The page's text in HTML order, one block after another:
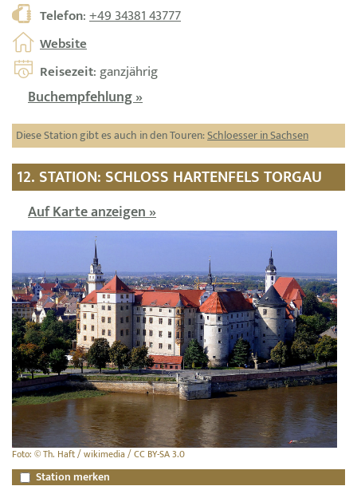
Telefon:+49 34381 43777
Website
Reisezeit: ganzjährig
Buchempfehlung »
Diese Station gibt es auch in den Touren:Schloesser in Sachsen
12. STATION: SCHLOSS HARTENFELS TORGAU
Auf Karte anzeigen »
Foto: © Th. Haft / wikimedia / CC BY-SA 3.0
Station merken